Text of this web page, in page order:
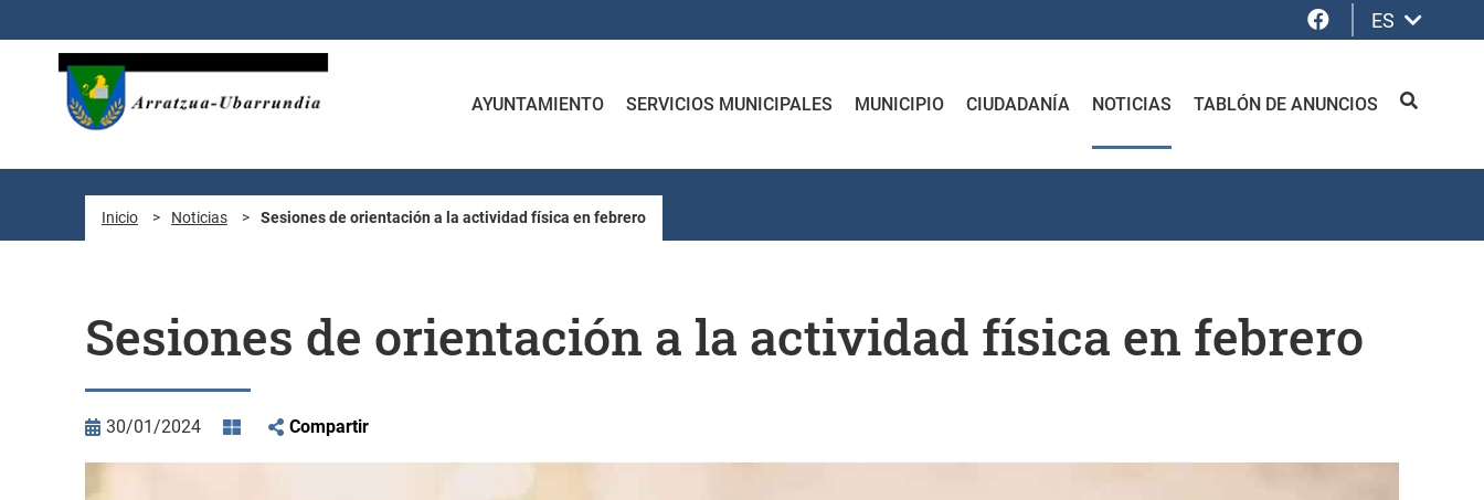
Facebook
ES
AYUNTAMIENTO SERVICIOS MUNICIPALES MUNICIPIO CIUDADANÍA NOTICIAS TABLÓN DE ANUNCIOS BUSCAR
Inicio > Noticias > Sesiones de orientación a la actividad física en febrero
Sesiones de orientación a la actividad física en febrero
30/01/2024 Compartir